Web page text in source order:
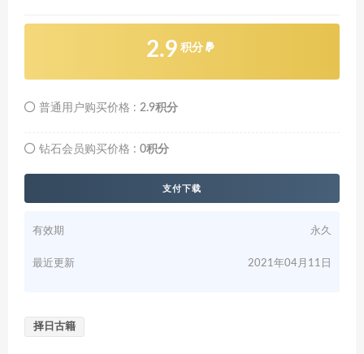
2.9 积分
普通用户购买价格 : 2.9积分
钻石会员购买价格 : 0积分
支付下载
有效期 永久
最近更新 2021年04月11日
择日古籍